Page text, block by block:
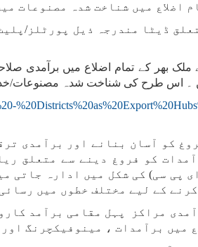
اضلاع میں شناخت شدہ مصنوعات
ڈیٹا مندرجہ ذیل پورٹلز/
ملک بھر کے تمام اضلاع میں برآمدی
۔ اس طرح کی شناخت شدہ مصنوعات/
کو آسان بنانے اور برآمدی
کو فروغ دینے سے متعلق
پی سی) کی شکل میں ادارہ جاتی
کے لیے مختلف خطوں میں
مراکز پہل مقامی برآمد
میں برآمدات ، مینوفیکچرنگ